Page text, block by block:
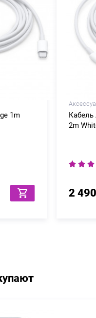
1m
Кабель
2m
2